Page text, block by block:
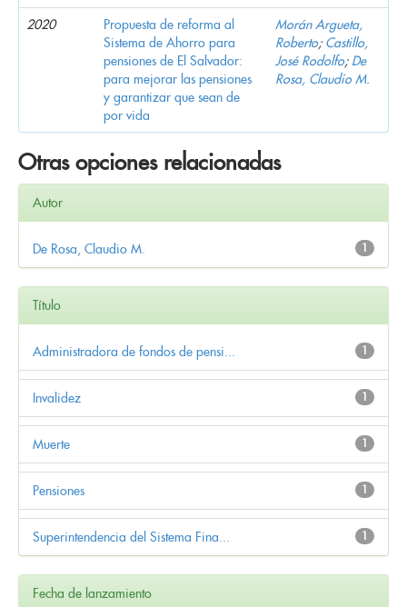
2020
Propuesta de reforma al
Sistema de Ahorro para
pensiones de El Salvador:
para mejorar las pensiones
y garantizar que sean de
por vida
Morán Argueta,
Roberto; Castillo,
José Rodolfo; De
Rosa, Claudio M.
Otras opciones relacionadas
Autor
1
De Rosa, Claudio M.
Título
1
Administradora de fondos de pensi...
1
Invalidez
1
Muerte
1
Pensiones
1
Superintendencia del Sistema Fina...
Fecha de lanzamiento